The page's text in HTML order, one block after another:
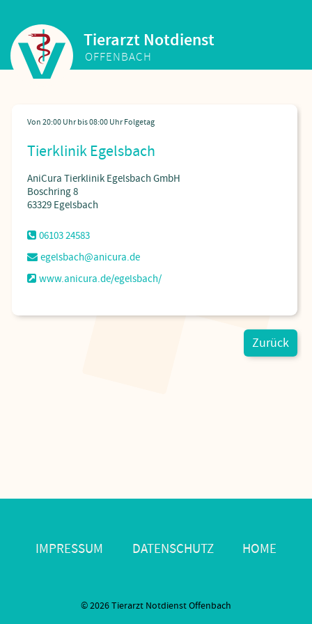
Tierarzt Notdienst
OFFENBACH
Tierklinik Egelsbach
AniCura Tierklinik Egelsbach GmbH
Boschring 8
63329 Egelsbach
06103 24583
egelsbach@anicura.de
www.anicura.de/egelsbach/
Zurück
Navigation
IMPRESSUM DATENSCHUTZ HOME
© 2026 Tierarzt Notdienst Offenbach